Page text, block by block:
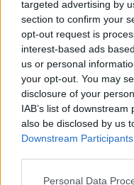
targeted advertising by
section to confirm your
opt-out request is
interest-based ads
us or personal
your opt-out. You may
disclosure of your
IAB’s list of
also be disclosed by us
Downstream Participants
Personal Data
του τι τρώμε,
ημέρας και
τρώμε», λέει η
ερευνήτρια
μελέτης και
«Στη βάση
η γνώση ότι τα